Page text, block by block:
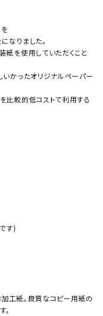
なりました。
紙を使用していただくこと
かったオリジナルペーパー
比較的低コストで利用する
す)
加工紙。良質なコピー用紙の